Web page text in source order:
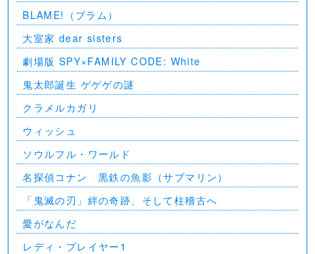
BLAME!（ブラム）
大室家 dear sisters
劇場版 SPY×FAMILY CODE: White
⻤太郎誕生 ゲゲゲの謎
クラメルカガリ
ウィッシュ
ソウルフル・ワールド
名探偵コナン 黒鉄の魚影（サブマリン）
「鬼滅の刃」絆の奇跡、そして柱稽古へ
愛がなんだ
レディ・プレイヤー1